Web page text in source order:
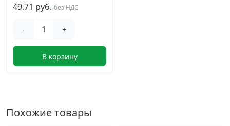
49.71 руб. без НДС
- +
В корзину
Похожие товары